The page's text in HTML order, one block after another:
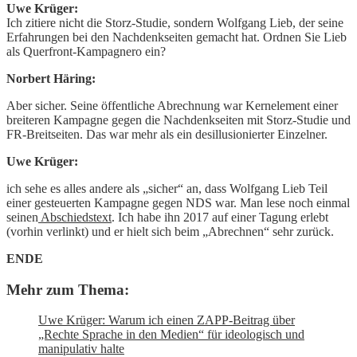
Uwe Krüger:
Ich zitiere nicht die Storz-Studie, sondern Wolfgang Lieb, der seine
Erfahrungen bei den Nachdenkseiten gemacht hat. Ordnen Sie Lieb
als Querfront-Kampagnero ein?
Norbert Häring:
Aber sicher. Seine öffentliche Abrechnung war Kernelement einer
breiteren Kampagne gegen die Nachdenkseiten mit Storz-Studie und
FR-Breitseiten. Das war mehr als ein desillusionierter Einzelner.
Uwe Krüger:
ich sehe es alles andere als „sicher“ an, dass Wolfgang Lieb Teil
einer gesteuerten Kampagne gegen NDS war. Man lese noch einmal
seinen Abschiedstext. Ich habe ihn 2017 auf einer Tagung erlebt
(vorhin verlinkt) und er hielt sich beim „Abrechnen“ sehr zurück.
ENDE
Mehr zum Thema:
Uwe Krüger: Warum ich einen ZAPP-Beitrag über
„Rechte Sprache in den Medien“ für ideologisch und
manipulativ halte